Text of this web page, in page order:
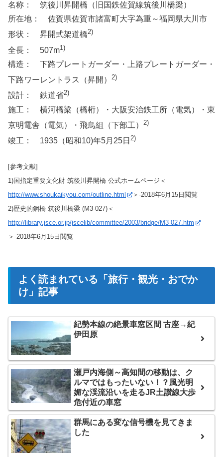
名称： 筑後川昇開橋（旧国鉄佐賀線筑後川橋梁）
所在地： 佐賀県佐賀市諸富町大字為重～福岡県大川市
形状： 昇開式架道橋2)
全長： 507m1)
構造： 下路プレートガーダー・上路プレートガーダー・
下路ワーレントラス（昇開）
2)
設計： 鉄道省2)
施工： 横河橋梁（橋桁）・大阪安治鉄工所（電気）・東
京明電舎（電気）・飛鳥組（下部工）
2)
竣工： 1935（昭和10)年5月25日 2)
[参考文献]
1)国指定重要文化財 筑後川昇開橋 公式ホームページ＜
http://www.shoukaikyou.com/outline.html
＞-2018年6月15日閲覧
2)歴史的鋼橋 筑後川橋梁 (M3-027)＜
http://library.jsce.or.jp/jscelib/committee/2003/bridge/M3-027.htm
＞-2018年6月15日閲覧
よく読まれている「旅行・観光・おでか
け」記事
紀勢本線の絶景車窓区間 古座→紀
伊田原
瀬戸内海側～高知間の移動は、ク
ルマではもったいない！？風光明
媚な渓流沿いを走るJR土讃線大歩
危付近の車窓
群馬にある変な信号機を見てきま
した